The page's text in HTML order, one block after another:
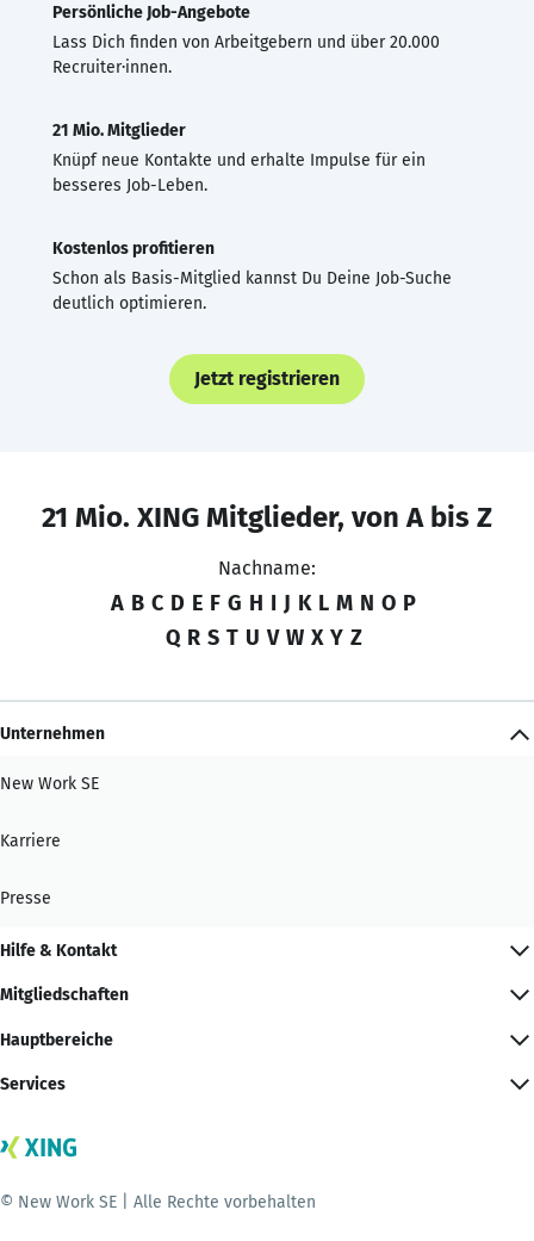
Persönliche Job-Angebote
Lass Dich finden von Arbeitgebern und über 20.000
Recruiter·innen.
21 Mio. Mitglieder
Knüpf neue Kontakte und erhalte Impulse für ein
besseres Job-Leben.
Kostenlos profitieren
Schon als Basis-Mitglied kannst Du Deine Job-Suche
deutlich optimieren.
Jetzt registrieren
21 Mio. XING Mitglieder, von A bis Z
Nachname:
A B C D E F G H I J K L M N O P
Q R S T U V W X Y Z
Unternehmen
New Work SE
Karriere
Presse
Hilfe & Kontakt
Mitgliedschaften
Hauptbereiche
Services
© New Work SE | Alle Rechte vorbehalten